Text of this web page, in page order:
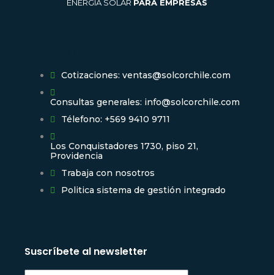
ENERGÍA SOLAR PARA EMPRESAS
Cotizaciones: ventas@solcorchile.com
Consultas generales: info@solcorchile.com
Télefono: +569 9410 9711
Los Conquistadores 1730, piso 21,
Providencia
Trabaja con nosotros
Politica sistema de gestión integrado
Suscríbete al newsletter